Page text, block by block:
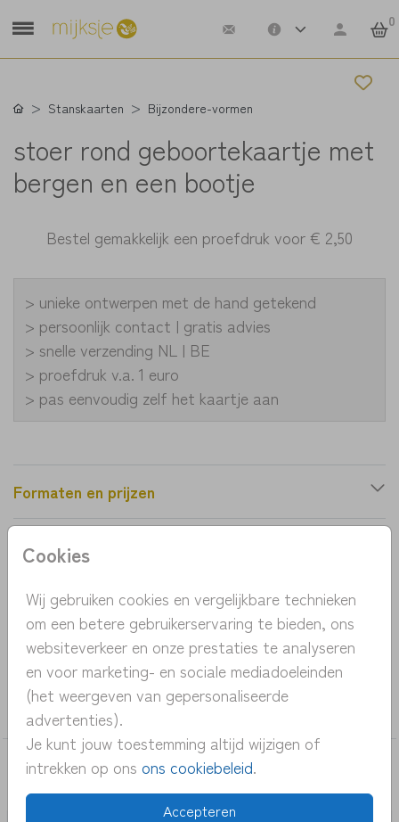
0
Cookies
Wij gebruiken cookies en vergelijkbare technieken
om een betere gebruikerservaring te bieden, ons
websiteverkeer en onze prestaties te analyseren
en voor marketing- en sociale mediadoeleinden
(het weergeven van gepersonaliseerde
advertenties).
Je kunt jouw toestemming altijd wijzigen of
intrekken op ons ons cookiebeleid.
Accepteren
Stanskaarten Bijzondere-vormen
stoer rond geboortekaartje met
bergen en een bootje
Bestel gemakkelijk een proefdruk voor€ 2,50
> unieke ontwerpen met de hand getekend
> persoonlijk contact | gratis advies
> snelle verzending NL | BE
> proefdruk v.a. 1 euro
> pas eenvoudig zelf het kaartje aan
Formaten en prijzen
Productinformatie
OMSCHRIJVING
stoer geboortekaartje met bergen en een bootje
COLLECTIE
Bijzondere-vormen
DEZE KAARTEN VIND JE MISSCHIEN OOK
LEUK